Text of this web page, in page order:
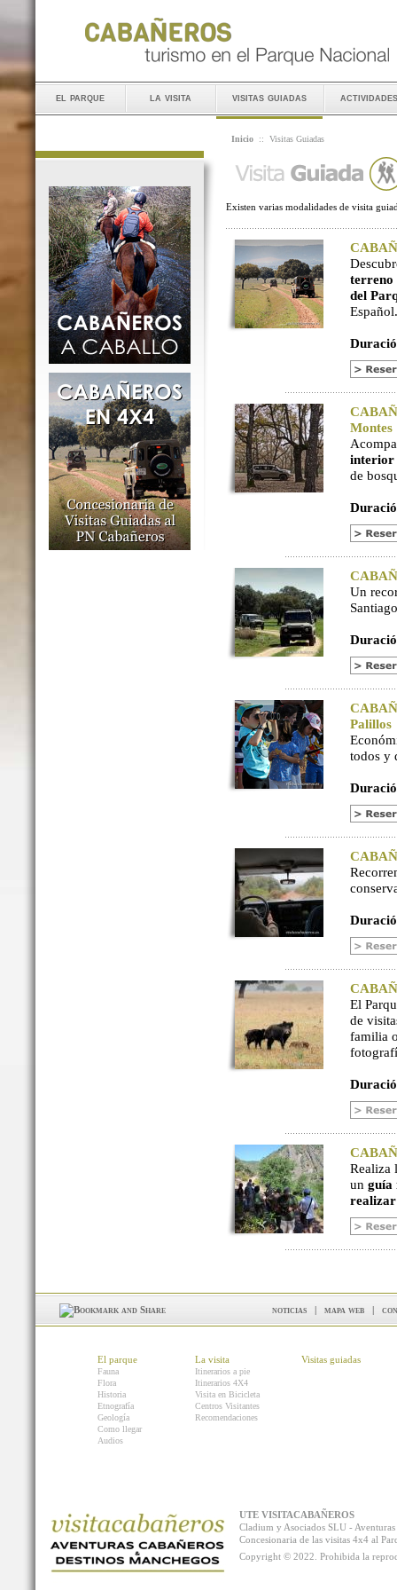
el parque la visita visitas guiadas actividades
Inicio :: Visitas Guiadas
Existen varias modalidades de visita
terreno
del
Español.
Montes
interior
de
Un
Palillos
todos y
El
de
familia
Realiza
un guía
noticias | mapa web |
El parque
Fauna
Flora
Historia
Etnografía
Geología
Como llegar
Audios
La visita
Itinerarios a pie
Itinerarios 4X4
Visita en Bicicleta
Centros Visitantes
Recomendaciones
Visitas guiadas
UTE VISITACABAÑEROS
Cladium y Asociados SLU -
Concesionaria de las visitas 4x4 al
Copyright © 2022. Prohibida la